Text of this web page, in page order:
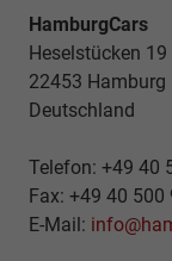
HamburgCars
Heselstücken 19
22453 Hamburg
Deutschland
Telefon: +49 40
Fax: +49 40 500
E-Mail: